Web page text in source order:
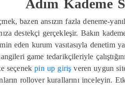
bazen ansızın fazla deneme-
destekçi gerçekleşir. Bakın
kurum vasıtasıyla denetim
game tedarikçileriyle
seçenekpin up girişveren uygun
rollover kurallarını